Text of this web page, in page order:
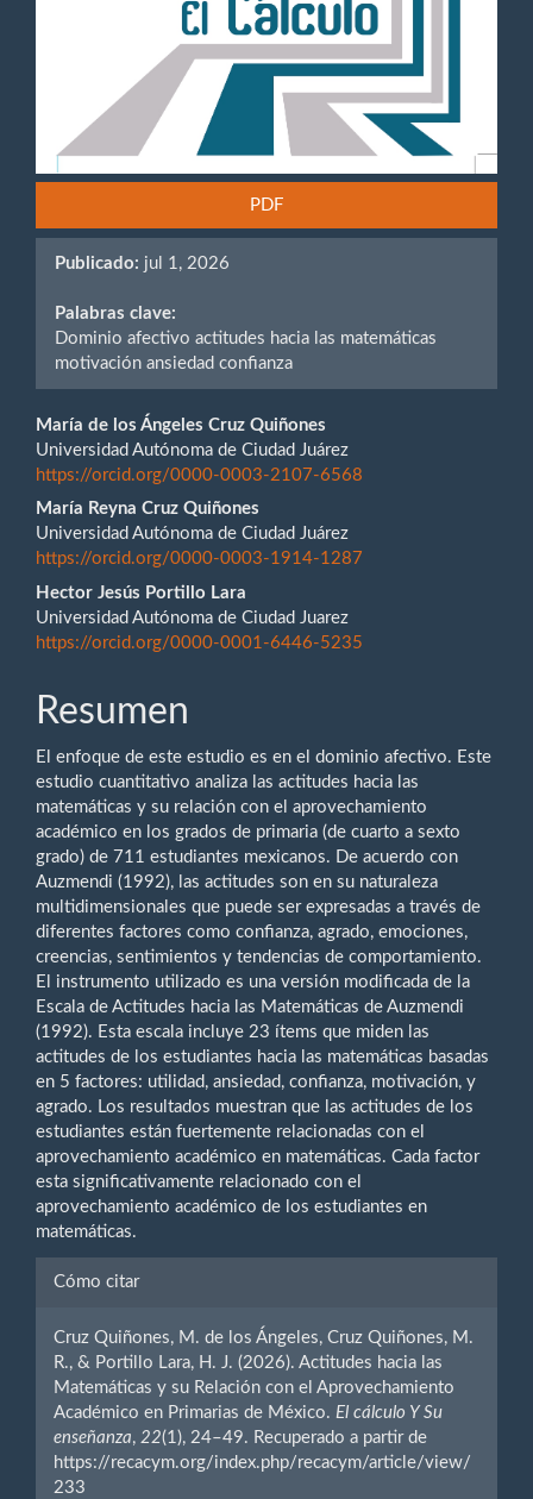
PDF
Publicado: jul 1, 2026
Palabras clave:
Dominio afectivo actitudes hacia las matemáticas
motivación ansiedad confianza
Contenido
principal
del
artículo
María de los Ángeles Cruz Quiñones
Universidad Autónoma de Ciudad Juárez
https://orcid.org/0000-0003-2107-6568
María Reyna Cruz Quiñones
Universidad Autónoma de Ciudad Juárez
https://orcid.org/0000-0003-1914-1287
Hector Jesús Portillo Lara
Universidad Autónoma de Ciudad Juarez
https://orcid.org/0000-0001-6446-5235
Resumen
El enfoque de este estudio es en el dominio afectivo. Este
estudio cuantitativo analiza las actitudes hacia las
matemáticas y su relación con el aprovechamiento
académico en los grados de primaria (de cuarto a sexto
grado) de 711 estudiantes mexicanos. De acuerdo con
Auzmendi (1992), las actitudes son en su naturaleza
multidimensionales que puede ser expresadas a través de
diferentes factores como confianza, agrado, emociones,
creencias, sentimientos y tendencias de comportamiento.
El instrumento utilizado es una versión modificada de la
Escala de Actitudes hacia las Matemáticas de Auzmendi
(1992). Esta escala incluye 23 ítems que miden las
actitudes de los estudiantes hacia las matemáticas basadas
en 5 factores: utilidad, ansiedad, confianza, motivación, y
agrado. Los resultados muestran que las actitudes de los
estudiantes están fuertemente relacionadas con el
aprovechamiento académico en matemáticas. Cada factor
esta significativamente relacionado con el
aprovechamiento académico de los estudiantes en
matemáticas.
Detalles
artículo
Cómo citar
Cruz Quiñones, M. de los Ángeles, Cruz Quiñones, M.
R., & Portillo Lara, H. J. (2026). Actitudes hacia las
Matemáticas y su Relación con el Aprovechamiento
Académico en Primarias de México. El cálculo Y Su
enseñanza, 22(1), 24–49. Recuperado a partir de
https://recacym.org/index.php/recacym/article/view/
233